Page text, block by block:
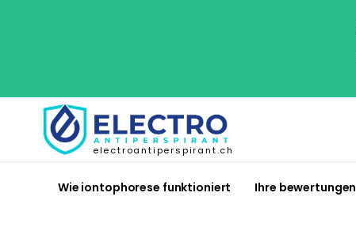
electroantiperspirant.ch
Wie iontophorese funktioniert Ihre bewertungen